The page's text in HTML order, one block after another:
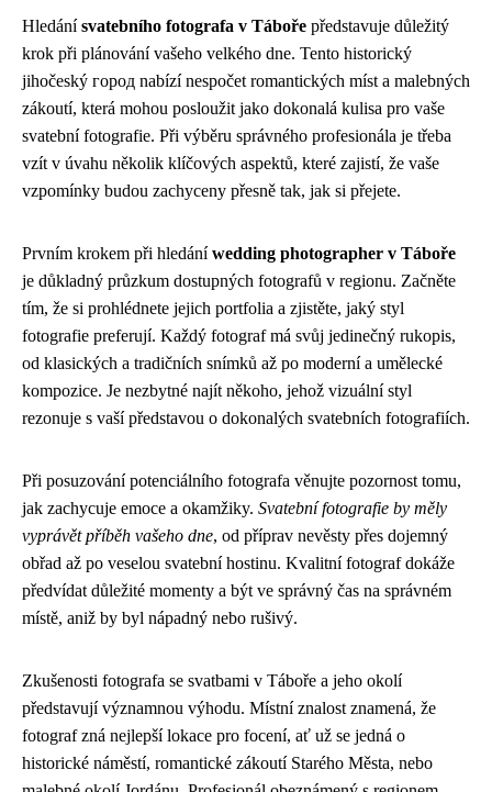
Hledánísvatebního fotografa v Táboře představuje důležitý
krok při plánování vašeho velkého dne. Tento historický
jihočeský город nabízí nespočet romantických míst a malebných
zákoutí, která mohou posloužit jako dokonalá kulisa pro vaše
svatební fotografie. Při výběru správného profesionála je třeba
vzít v úvahu několik klíčových aspektů, které zajistí, že vaše
vzpomínky budou zachyceny přesně tak, jak si přejete.
Prvním krokem při hledáníwedding photographer v Táboře
je důkladný průzkum dostupných fotografů v regionu. Začněte
tím, že si prohlédnete jejich portfolia a zjistěte, jaký styl
fotografie preferují. Každý fotograf má svůj jedinečný rukopis,
od klasických a tradičních snímků až po moderní a umělecké
kompozice. Je nezbytné najít někoho, jehož vizuální styl
rezonuje s vaší představou o dokonalých svatebních fotografiích.
Při posuzování potenciálního fotografa věnujte pozornost tomu,
jak zachycuje emoce a okamžiky. Svatební fotografie by měly
vyprávět příběh vašeho dne, od příprav nevěsty přes dojemný
obřad až po veselou svatební hostinu. Kvalitní fotograf dokáže
předvídat důležité momenty a být ve správný čas na správném
místě, aniž by byl nápadný nebo rušivý.
Zkušenosti fotografa se svatbami v Táboře a jeho okolí
představují významnou výhodu. Místní znalost znamená, že
fotograf zná nejlepší lokace pro focení, ať už se jedná o
historické náměstí, romantické zákoutí Starého Města, nebo